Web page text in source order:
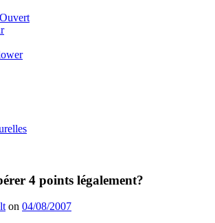
4 points légalement?
on 04/08/2007